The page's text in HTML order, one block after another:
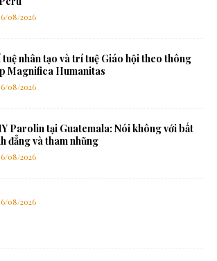
08/2026
nhân tạo và trí tuệ Giáo hội theo thông
Magnifica Humanitas
08/2026
Parolin tại Guatemala: Nói không với bất
đẳng và tham nhũng
08/2026
08/2026